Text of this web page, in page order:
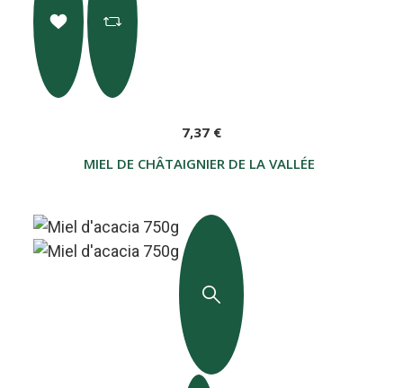
MIEL DE CHÂTAIGNIER DE LA VALLÉE D'AOSTE
7,37 €